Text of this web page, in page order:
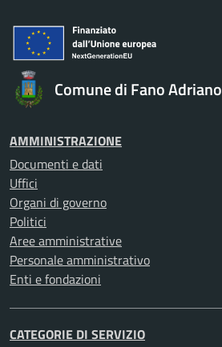
Comune di Fano Adriano
AMMINISTRAZIONE
Documenti e dati
Uffici
Organi di governo
Politici
Aree amministrative
Personale amministrativo
Enti e fondazioni
CATEGORIE DI SERVIZIO